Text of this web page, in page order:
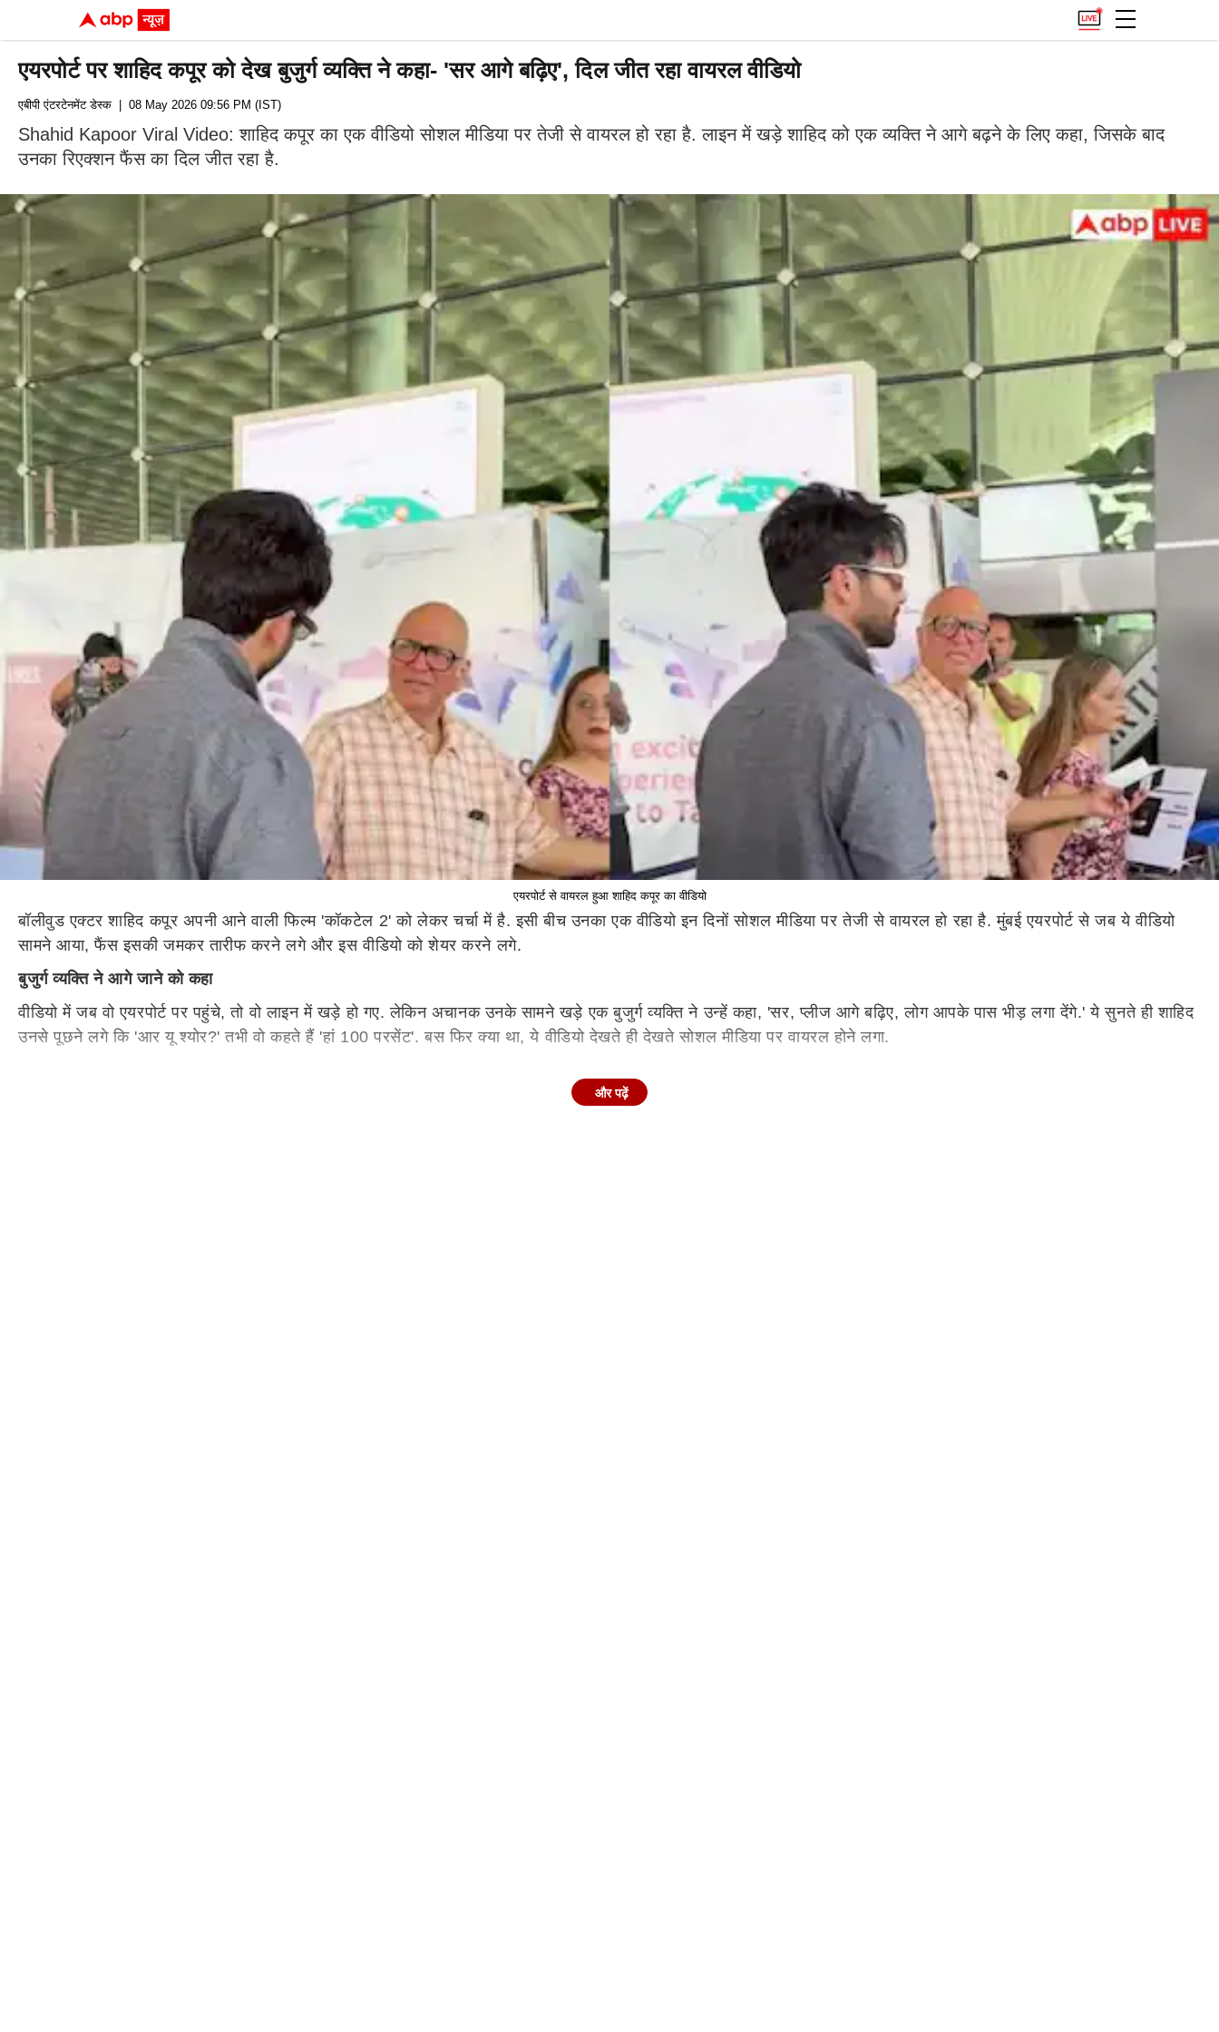
एयरपोर्ट पर शाहिद कपूर को देख बुजुर्ग व्यक्ति ने कहा- 'सर आगे बढ़िए', दिल जीत रहा वायरल वीडियो
एबीपी एंटरटेनमेंट डेस्क | 08 May 2026 09:56 PM (IST)
Shahid Kapoor Viral Video: शाहिद कपूर का एक वीडियो सोशल मीडिया पर तेजी से वायरल हो रहा है. लाइन में खड़े शाहिद को एक व्यक्ति ने आगे बढ़ने के लिए कहा, जिसके बाद
उनका रिएक्शन फैंस का दिल जीत रहा है.
एयरपोर्ट से वायरल हुआ शाहिद कपूर का वीडियो
बॉलीवुड एक्टर शाहिद कपूर अपनी आने वाली फिल्म 'कॉकटेल 2' को लेकर चर्चा में है. इसी बीच उनका एक वीडियो इन दिनों सोशल मीडिया पर तेजी से वायरल हो रहा है. मुंबई एयरपोर्ट से जब ये वीडियो
सामने आया, फैंस इसकी जमकर तारीफ करने लगे और इस वीडियो को शेयर करने लगे.
बुजुर्ग व्यक्ति ने आगे जाने को कहा
वीडियो में जब वो एयरपोर्ट पर पहुंचे, तो वो लाइन में खड़े हो गए. लेकिन अचानक उनके सामने खड़े एक बुजुर्ग व्यक्ति ने उन्हें कहा, 'सर, प्लीज आगे बढ़िए, लोग आपके पास भीड़ लगा देंगे.' ये सुनते ही शाहिद
उनसे पूछने लगे कि 'आर यू श्योर?' तभी वो कहते हैं 'हां 100 परसेंट'. बस फिर क्या था, ये वीडियो देखते ही देखते सोशल मीडिया पर वायरल होने लगा.
और पढ़ें